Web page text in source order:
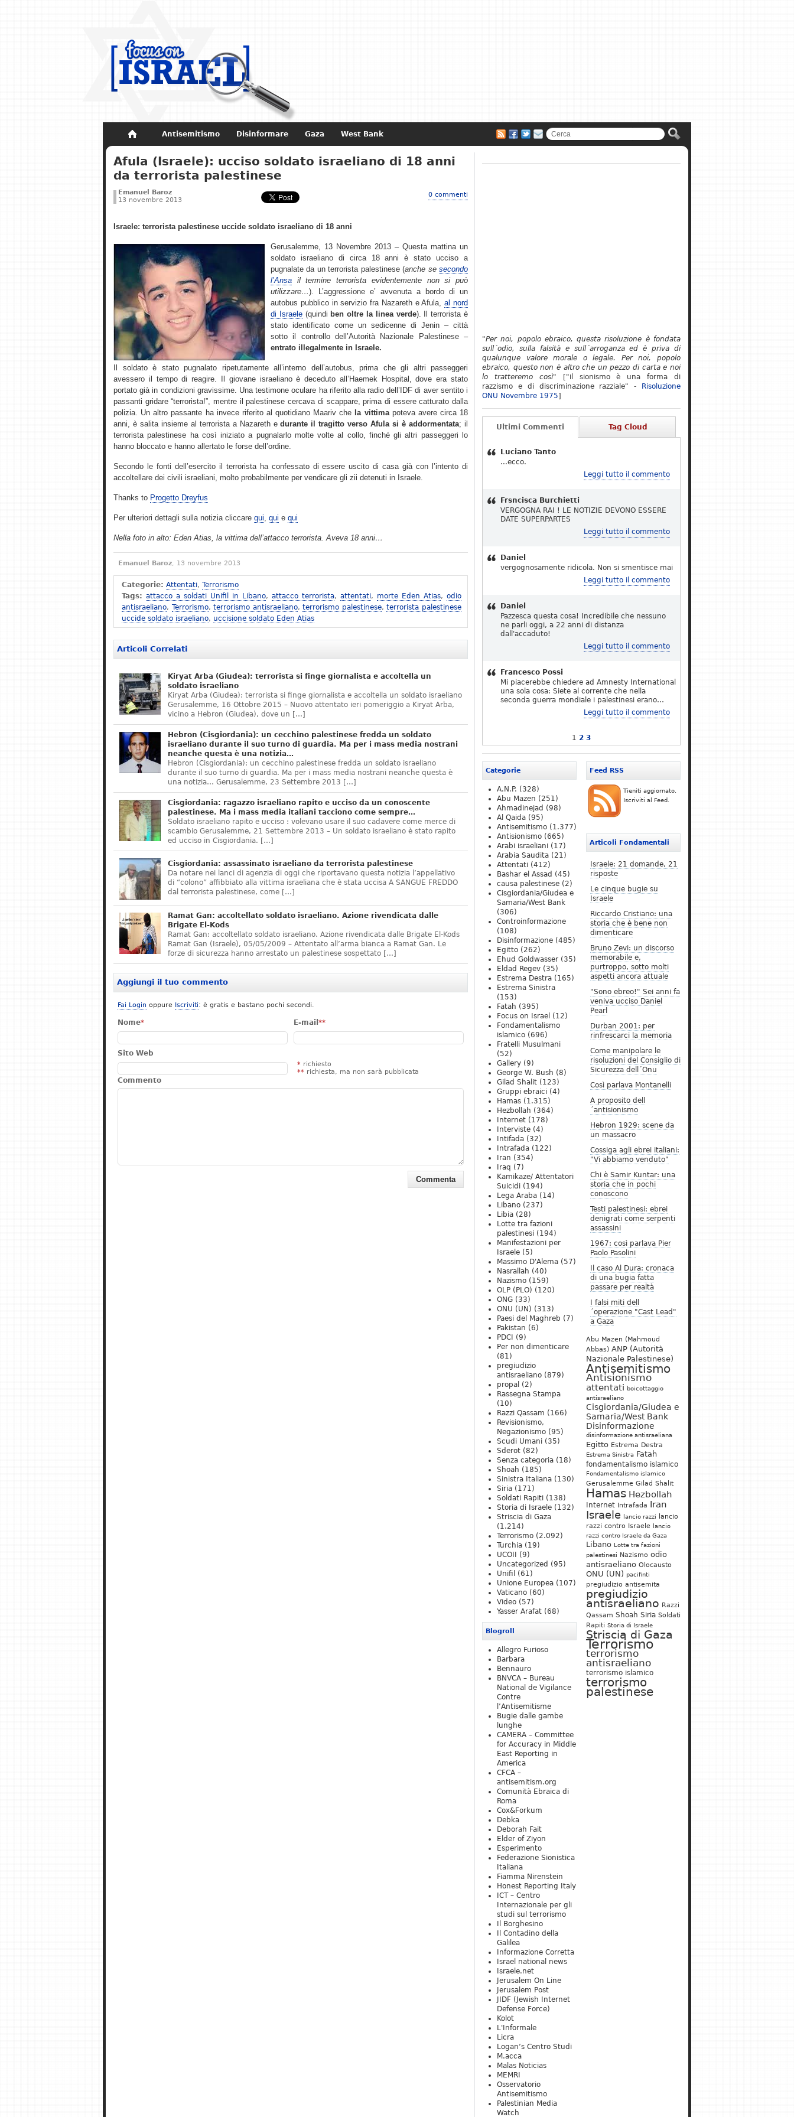
Antisemitismo Disinformare Gaza West Bank
Non dimenticare Storia di Israele
Afula (Israele): ucciso soldato israeliano di 18 anni
da terrorista palestinese
Emanuel Baroz
13 novembre 2013
0 commenti
Israele: terrorista palestinese uccide soldato israeliano di 18 anni
Gerusalemme, 13 Novembre 2013 – Questa mattina un
soldato israeliano di circa 18 anni è stato ucciso a
pugnalate da un terrorista palestinese (anche sesecondo
l’Ansa il termine terrorista evidentemente non si può
utilizzare…). L’aggressione e’ avvenuta a bordo di un
autobus pubblico in servizio fra Nazareth e Afula,al nord
di Israele(quindi ben oltre la linea verde). Il terrorista è
stato identificato come un sedicenne di Jenin – città
sotto il controllo dell’Autorità Nazionale Palestinese –
entrato illegalmente in Israele.
Il soldato è stato pugnalato ripetutamente all’interno dell’autobus, prima che gli altri passeggeri
avessero il tempo di reagire. Il giovane israeliano è deceduto all’Haemek Hospital, dove era stato
portato già in condizioni gravissime. Una testimone oculare ha riferito alla radio dell’IDF di aver sentito i
passanti gridare “terrorista!”, mentre il palestinese cercava di scappare, prima di essere catturato dalla
polizia. Un altro passante ha invece riferito al quotidiano Maariv che la vittimapoteva avere circa 18
anni, è salita insieme al terrorista a Nazareth edurante il tragitto verso Afula si è addormentata; il
terrorista palestinese ha così iniziato a pugnalarlo molte volte al collo, finché gli altri passeggeri lo
hanno bloccato e hanno allertato le forse dell’ordine.
Secondo le fonti dell’esercito il terrorista ha confessato di essere uscito di casa già con l’intento di
accoltellare dei civili israeliani, molto probabilmente per vendicare gli zii detenuti in Israele.
Thanks to Progetto Dreyfus
Per ulteriori dettagli sulla notizia cliccare qui, qui e qui
Nella foto in alto: Eden Atias, la vittima dell’attacco terrorista. Aveva 18 anni…
Emanuel Baroz, 13 novembre 2013
Categorie: Attentati, Terrorismo
Tags: attacco a soldati Unifil in Libano, attacco terrorista, attentati, morte Eden Atias, odio
antisraeliano, Terrorismo,terrorismo antisraeliano,terrorismo palestinese,terrorista palestinese
uccide soldato israeliano, uccisione soldato Eden Atias
Articoli Correlati
Kiryat Arba (Giudea): terrorista si finge giornalista e accoltella un
soldato israeliano
Kiryat Arba (Giudea): terrorista si finge giornalista e accoltella un soldato israeliano
Gerusalemme, 16 Ottobre 2015 – Nuovo attentato ieri pomeriggio a Kiryat Arba,
vicino a Hebron (Giudea), dove un […]
Hebron (Cisgiordania): un cecchino palestinese fredda un soldato
israeliano durante il suo turno di guardia. Ma per i mass media nostrani
neanche questa è una notizia…
Hebron (Cisgiordania): un cecchino palestinese fredda un soldato israeliano
durante il suo turno di guardia. Ma per i mass media nostrani neanche questa è
una notizia… Gerusalemme, 23 Settembre 2013 […]
Cisgiordania: ragazzo israeliano rapito e ucciso da un conoscente
palestinese. Ma i mass media italiani tacciono come sempre…
Soldato israeliano rapito e ucciso : volevano usare il suo cadavere come merce di
scambio Gerusalemme, 21 Settembre 2013 – Un soldato israeliano è stato rapito
ed ucciso in Cisgiordania. […]
Cisgiordania: assassinato israeliano da terrorista palestinese
Da notare nei lanci di agenzia di oggi che riportavano questa notizia l’appellativo
di “colono” affibbiato alla vittima israeliana che è stata uccisa A SANGUE FREDDO
dal terrorista palestinese, come […]
Ramat Gan: accoltellato soldato israeliano. Azione rivendicata dalle
Brigate El-Kods
Ramat Gan: accoltellato soldato israeliano. Azione rivendicata dalle Brigate El-Kods
Ramat Gan (Israele), 05/05/2009 – Attentato all’arma bianca a Ramat Gan. Le
forze di sicurezza hanno arrestato un palestinese sospettato […]
Aggiungi il tuo commento
Fai Login oppure Iscriviti: è gratis e bastano pochi secondi.
Nome* E-mail **
Sito Web
* richiesto
** richiesta, ma non sarà pubblicata
Commento
"Per noi, popolo ebraico, questa risoluzione è fondata
sull´odio, sulla falsità e sull´arroganza ed è priva di
qualunque valore morale o legale. Per noi, popolo
ebraico, questo non è altro che un pezzo di carta e noi
lo tratteremo così" ["il sionismo è una forma di
razzismo e di discriminazione razziale" -
Risoluzione
ONU Novembre 1975]
Ultimi Commenti Tag Cloud
Luciano Tanto
...ecco.
Leggi tutto il commento
Frsncisca Burchietti
VERGOGNA RAI ! LE NOTIZIE DEVONO ESSERE
DATE SUPERPARTES
Leggi tutto il commento
Daniel
vergognosamente ridicola. Non si smentisce mai
Leggi tutto il commento
Daniel
Pazzesca questa cosa! Incredibile che nessuno
ne parli oggi, a 22 anni di distanza
dall'accaduto!
Leggi tutto il commento
Francesco Possi
Mi piacerebbe chiedere ad Amnesty International
una sola cosa: Siete al corrente che nella
seconda guerra mondiale i palestinesi erano…
Leggi tutto il commento
1 2 3
Feed RSS
Tieniti aggiornato.
Iscriviti al Feed.
Articoli Fondamentali
Israele: 21 domande, 21
risposte
Le cinque bugie su
Israele
Riccardo Cristiano: una
storia che è bene non
dimenticare
Bruno Zevi: un discorso
memorabile e,
purtroppo, sotto molti
aspetti ancora attuale
"Sono ebreo!" Sei anni fa
veniva ucciso Daniel
Pearl
Durban 2001: per
rinfrescarci la memoria
Come manipolare le
risoluzioni del Consiglio di
Sicurezza dell´Onu
Così parlava Montanelli
A proposito dell
´antisionismo
Hebron 1929: scene da
un massacro
Cossiga agli ebrei italiani:
"Vi abbiamo venduto"
Chi è Samir Kuntar: una
storia che in pochi
conoscono
Testi palestinesi: ebrei
denigrati come serpenti
assassini
1967: così parlava Pier
Paolo Pasolini
Il caso Al Dura: cronaca
di una bugia fatta
passare per realtà
I falsi miti dell
´operazione "Cast Lead"
a Gaza
Abu Mazen (Mahmoud
Abbas) ANP (Autorità
Nazionale Palestinese)
Antisemitismo
Antisionismo
attentati boicottaggio
antisraeliano
Cisgiordania/Giudea e
Samaria/West Bank
Disinformazione
disinformazione antisraeliana
Egitto Estrema Destra
Estrema Sinistra Fatah
fondamentalismo islamico
Fondamentalismo islamico
Gerusalemme Gilad Shalit
Hamas Hezbollah
Internet Intrafada Iran
Israele lancio razzi
lancio
razzi contro Israele lancio
razzi contro Israele da Gaza
Libano Lotte tra fazioni
palestinesi Nazismo odio
antisraeliano Olocausto
ONU (UN) pacifinti
pregiudizio antisemita
pregiudizio
antisraeliano Razzi
Qassam Shoah Siria Soldati
Rapiti Storia di Israele
Striscia di Gaza
Terrorismo
terrorismo
antisraeliano
terrorismo islamico
terrorismo
palestinese
Categorie
A.N.P. (328)
Abu Mazen (251)
Ahmadinejad (98)
Al Qaida (95)
Antisemitismo (1.377)
Antisionismo (665)
Arabi israeliani (17)
Arabia Saudita (21)
Attentati (412)
Bashar el Assad (45)
causa palestinese (2)
Cisgiordania/Giudea e
Samaria/West Bank
(306)
Controinformazione
(108)
Disinformazione (485)
Egitto (262)
Ehud Goldwasser (35)
Eldad Regev (35)
Estrema Destra (165)
Estrema Sinistra
(153)
Fatah (395)
Focus on Israel (12)
Fondamentalismo
islamico (696)
Fratelli Musulmani
(52)
Gallery (9)
George W. Bush (8)
Gilad Shalit (123)
Gruppi ebraici (4)
Hamas (1.315)
Hezbollah (364)
Internet (178)
Interviste (4)
Intifada (32)
Intrafada (122)
Iran (354)
Iraq (7)
Kamikaze/ Attentatori
Suicidi (194)
Lega Araba (14)
Libano (237)
Libia (28)
Lotte tra fazioni
palestinesi (194)
Manifestazioni per
Israele (5)
Massimo D'Alema (57)
Nasrallah (40)
Nazismo (159)
OLP (PLO) (120)
ONG (33)
ONU (UN) (313)
Paesi del Maghreb (7)
Pakistan (6)
PDCI
(9)
Per non dimenticare
(81)
pregiudizio
antisraeliano (879)
propal (2)
Rassegna Stampa
(10)
Razzi Qassam (166)
Revisionismo,
Negazionismo (95)
Scudi Umani (35)
Sderot (82)
Senza categoria (18)
Shoah (185)
Sinistra Italiana (130)
Siria (171)
Soldati Rapiti (138)
Storia di Israele (132)
Striscia di Gaza
(1.214)
Terrorismo (2.092)
Turchia (19)
UCOII
(9)
Uncategorized (95)
Unifil
(61)
Unione Europea (107)
Vaticano (60)
Video (57)
Yasser Arafat (68)
Blogroll
Allegro Furioso
Barbara
Bennauro
BNVCA – Bureau
National de Vigilance
Contre
l’Antisemitisme
Bugie dalle gambe
lunghe
CAMERA – Committee
for Accuracy in Middle
East Reporting in
America
CFCA –
antisemitism.org
Comunità Ebraica di
Roma
Cox&Forkum
Debka
Deborah Fait
Elder of Ziyon
Esperimento
Federazione Sionistica
Italiana
Fiamma Nirenstein
Honest Reporting Italy
ICT – Centro
Internazionale per gli
studi sul terrorismo
Il Borghesino
Il Contadino della
Galilea
Informazione Corretta
Israel national news
Israele.net
Jerusalem On Line
Jerusalem Post
JIDF (Jewish Internet
Defense Force)
Kolot
L'Informale
Licra
Logan’s Centro Studi
M.acca
Malas Noticias
MEMRI
Osservatorio
Antisemitismo
Palestinian Media
Watch